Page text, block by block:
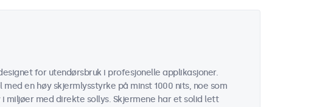
for utendørsbruk i profesjonelle applikasjoner.
en høy skjermlysstyrke på minst 1000 nits, noe som
med direkte sollys. Skjermene har et solid lett